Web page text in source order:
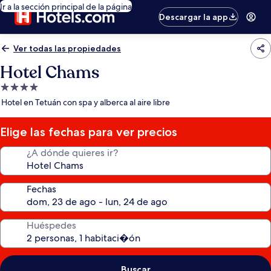
Ir a la sección principal de la página
Descargar la app
Ver todas las propiedades
Hotel Chams
Propiedad
de
estrellas
Hotel en Tetuán con spa y alberca al aire libre
Elige las fechas para ver precios
¿A dónde quieres ir?
Fechas
Huéspedes